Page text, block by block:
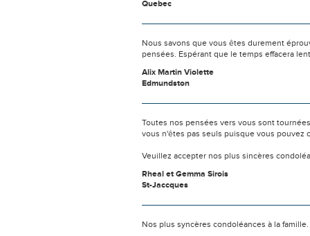
Quebec
Nous savons que vous êtes durement
pensées. Espérant que le temps effacera
Alix Martin Violette
Edmundston
Toutes nos pensées vers vous sont
vous n'êtes pas seuls puisque vous pouvez
Veuillez accepter nos plus sincères
Rheal et Gemma Sirois
St-Jaccques
Nos plus syncères condoléances à la